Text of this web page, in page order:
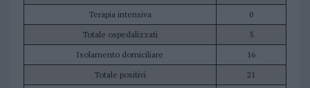
Terapia intensiva
0
Totale ospedalizzati
5
Isolamento domiciliare
16
Totale positivi
21